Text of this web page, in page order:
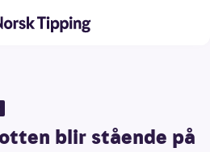
blir stående på